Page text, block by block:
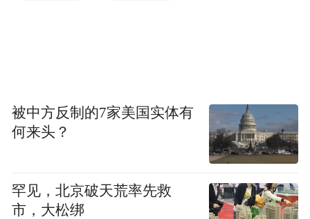
频)为凤凰网旗下自媒体平台“大风号”用户上传并发
布，本平台仅提供信息存储空间服务。
Notice: The content above (including the videos,
pictures and audios if any) is uploaded and posted
by the user of Dafeng Hao, which is a social media
platform and merely provides information storage
space services.”
被中方反制的7家美国实体有
何来头？
罕见，北京破天荒率先救
市，大松绑